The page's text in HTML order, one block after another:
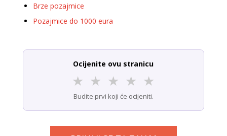
Brze pozajmice
Pozajmice do 1000 eura
Ocijenite ovu stranicu
★ ★ ★ ★ ★
Budite prvi koji će ocijeniti.